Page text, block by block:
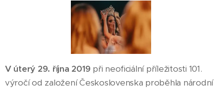
V úterý 29. října 2019 při neoficiální příležitosti 101.
výročí od založení Československa proběhla národní